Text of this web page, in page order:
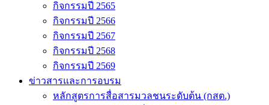
กิจกรรมปี 2565
กิจกรรมปี 2566
กิจกรรมปี 2567
กิจกรรมปี 2568
กิจกรรมปี 2569
ข่าวสารและการอบรม
หลักสูตรการสื่อสารมวลชนระดับต้น (กสต.)